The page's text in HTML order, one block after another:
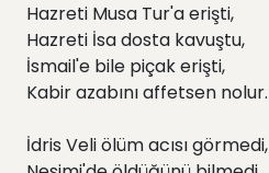
Hazreti Musa Tur'a erişti,
Hazreti İsa dosta kavuştu,
İsmail'e bile piçak erişti,
Kabir azabını affetsen nolur.
İdris Veli ölüm acısı görmedi,